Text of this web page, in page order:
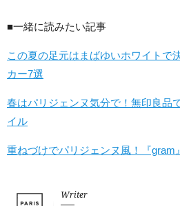
■一緒に読みたい記事
この夏の足元はまばゆいホワイトで
カー7選
春はパリジェンヌ気分で！無印良品
イル
重ねづけでパリジェンヌ風！『gram
Writer